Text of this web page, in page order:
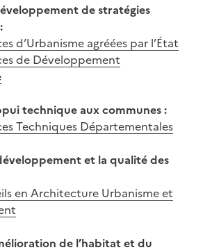
de stratégies
d’Urbanisme agréées par l’État
de Développement
technique aux communes :
Techniques Départementales
et la qualité des
en Architecture Urbanisme et
de l’habitat et du